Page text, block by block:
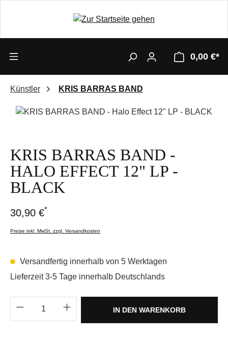
0,00 €*
Künstler KRIS BARRAS BAND
Bildergalerie überspringen
KRIS BARRAS BAND -
HALO EFFECT 12" LP -
BLACK
30,90 €*
Preise inkl. MwSt. zzgl. Versandkosten
Versandfertig innerhalb von 5 Werktagen
Lieferzeit 3-5 Tage innerhalb Deutschlands
Produkt Anzahl: Gib den gewünschten
IN DEN WARENKORB